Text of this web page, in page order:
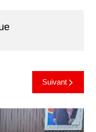
Suivant